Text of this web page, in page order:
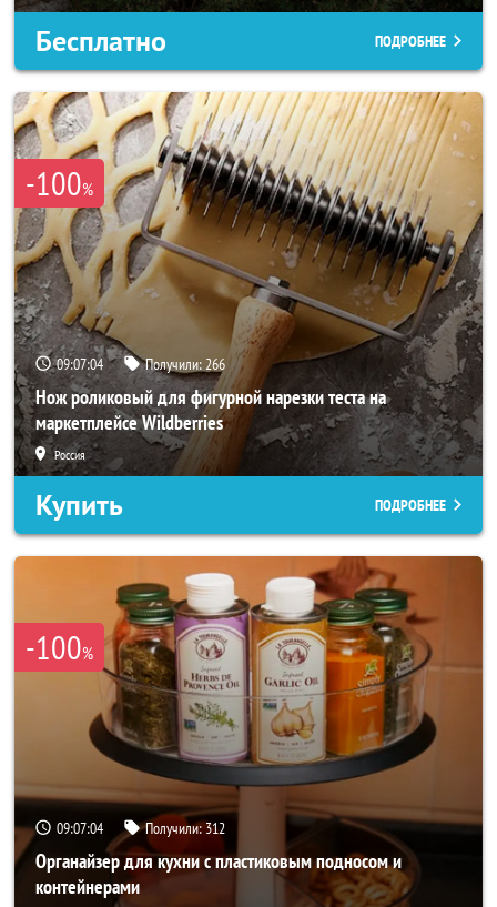
Бесплатно ПОДРОБНЕЕ
-100%
09:07:03 Получили:266
Нож роликовый для фигурной нарезки теста на
маркетплейсе Wildberries
Россия
Купить ПОДРОБНЕЕ
-100%
09:07:03 Получили:312
Органайзер для кухни с пластиковым подносом и
контейнерами